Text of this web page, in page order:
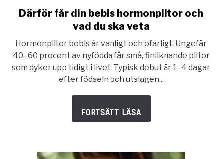
link
to
får
din
bebis
hormonplitor
och
vad
du
Därför får din bebis hormonplitor och
vad du ska veta
Hormonplitor bebis är vanligt och ofarligt. Ungefär
40–60 procent av nyfödda får små, finliknande plitor
som dyker upp tidigt i livet. Typisk debut är 1–4 dagar
efter födseln och utslagen...